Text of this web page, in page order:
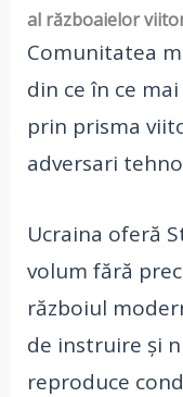
al războaielor
Comunitatea
din ce în ce
prin prisma
adversari
Ucraina oferă
volum fără
războiul
de instruire și
reproduce